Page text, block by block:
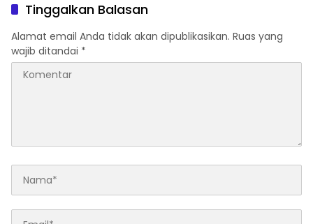
Tinggalkan Balasan
Alamat email Anda tidak akan dipublikasikan. Ruas yang
wajib ditandai *